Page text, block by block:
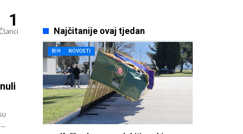
1
Najčitanije ovaj tjedan
BIH NOVOSTI